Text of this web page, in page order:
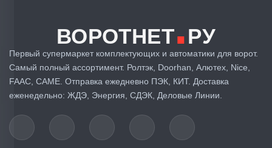
ВОРОТНЕТ.РУ
Первый супермаркет комплектующих и автоматики для ворот.
Самый полный ассортимент. Ролтэк, Doorhan, Алютех, Nice,
FAAC, CAME. Отправка ежедневно ПЭК, КИТ. Доставка
еженедельно: ЖДЭ, Энергия, СДЭК, Деловые Линии.